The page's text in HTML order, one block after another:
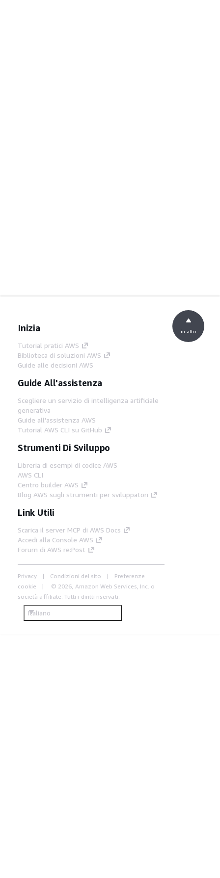
Inizia
Tutorial pratici AWS
Biblioteca di soluzioni AWS
Guide alle decisioni AWS
Guide All'assistenza
Scegliere un servizio di intelligenza artificiale
generativa
Guide all'assistenza AWS
Tutorial AWS CLI su GitHub
Strumenti Di Sviluppo
Libreria di esempi di codice AWS
AWS CLI
Centro builder AWS
Blog AWS sugli strumenti per sviluppatori
Link Utili
Scarica il server MCP di AWS Docs
Accedi alla Console AWS
Forum di AWS re:Post
Privacy Condizioni del sito
Preferenze
cookie
© 2026, Amazon Web Services, Inc. o
società affiliate. Tutti i diritti riservati.
Italiano
in alto